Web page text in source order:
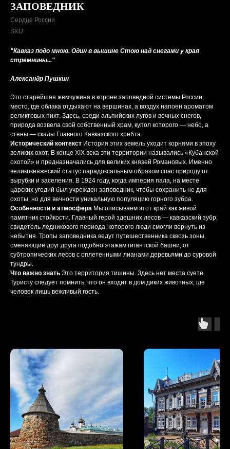
ЗАПОВЕДНИК
Сердце России
SKU:
"Кавказ подо мною. Один в вышине Стою над снегами у края
стремнины..."
Александр Пушкин
Это старейшая жемчужина в короне заповедной системы России,
место, где облака отдыхают на вершинах, а воздух напоен ароматом
реликтовых пихт. Здесь, среди альпийских лугов и вечных снегов,
природа возвела свой собственный храм, купол которого — небо, а
стены — скалы Главного Кавказского хребта.
Исторический контекст История этих земель уходит корнями в эпоху
великих охот. В конце XIX века эти территории назывались «Кубанской
охотой» и предназначались для великих князей Романовых. Именно
великокняжеский статус парадоксальным образом спас природу от
вырубки и заселения. В 1924 году, когда империя пала, на месте
царских угодий был учрежден заповедник, чтобы сохранить не для
охоты, но для вечности уникальную популяцию горного зубра.
Особенности и атмосфера Мы описываем этот край как живой
памятник стойкости. Главный герой здешних лесов — кавказский зубр,
свидетель ледникового периода, которого люди смогли вернуть из
небытия. Тропы заповедника ведут путешественника сквозь зоны,
сменяющие друг друга подобно этажам гигантской башни, от
субтропических лесов с оплетенными лианами деревьями до суровой
тундры.
Что важно знать Это территория тишины. Здесь нет места суете.
Туристу следует помнить, что он входит в дом диких животных, где
человек лишь вежливый гость.